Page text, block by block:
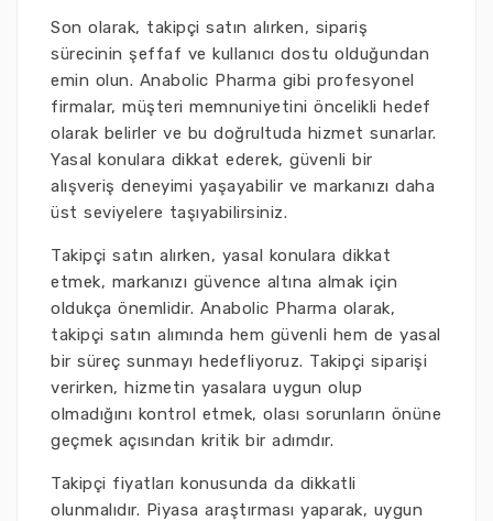
Son olarak, takipçi satın alırken, sipariş
sürecinin şeffaf ve kullanıcı dostu olduğundan
emin olun. Anabolic Pharma gibi profesyonel
firmalar, müşteri memnuniyetini öncelikli hedef
olarak belirler ve bu doğrultuda hizmet sunarlar.
Yasal konulara dikkat ederek, güvenli bir
alışveriş deneyimi yaşayabilir ve markanızı daha
üst seviyelere taşıyabilirsiniz.
Takipçi satın alırken, yasal konulara dikkat
etmek, markanızı güvence altına almak için
oldukça önemlidir. Anabolic Pharma olarak,
takipçi satın alımında hem güvenli hem de yasal
bir süreç sunmayı hedefliyoruz. Takipçi siparişi
verirken, hizmetin yasalara uygun olup
olmadığını kontrol etmek, olası sorunların önüne
geçmek açısından kritik bir adımdır.
Takipçi fiyatları konusunda da dikkatli
olunmalıdır. Piyasa araştırması yaparak, uygun